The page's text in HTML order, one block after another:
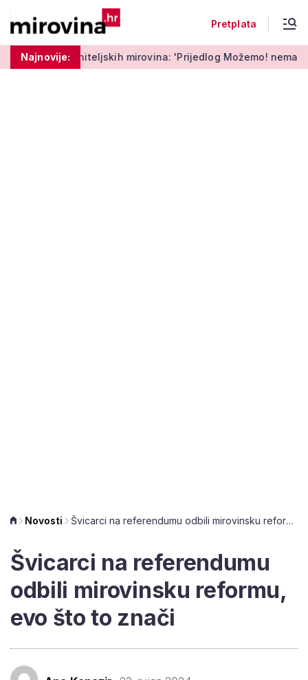
Pretplata
Najnovije:
mirovina: 'Prijedlog Možemo! nema veze s Vladinim'
Novosti Švicarci na referendumu odbili mirovinsku reformu, evo što to znači
Švicarci na referendumu
odbili mirovinsku reformu,
evo što to znači